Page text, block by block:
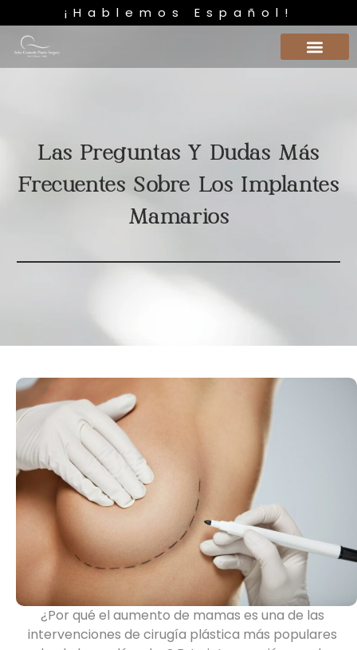
¡Hablemos Español!
Las Preguntas Y Dudas Más
Frecuentes Sobre Los Implantes
Mamarios
¿Por qué el aumento de mamas es una de las
intervenciones de cirugía plástica más populares